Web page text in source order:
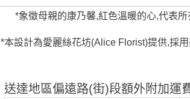
*象徵母親的康乃馨,紅色溫暖的心,代表
*本設計為愛麗絲花坊(Alice Florist)提供,採
送達地區偏遠路(街)段額外附加運